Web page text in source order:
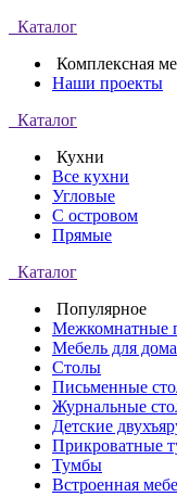
Каталог
Комплексная
Наши проекты
Каталог
Кухни
Все кухни
Угловые
С островом
Прямые
Каталог
Популярное
Межкомнатные
Мебель для
Столы
Письменные
Журнальные
Детские
Прикроватные
Тумбы
Встроенная